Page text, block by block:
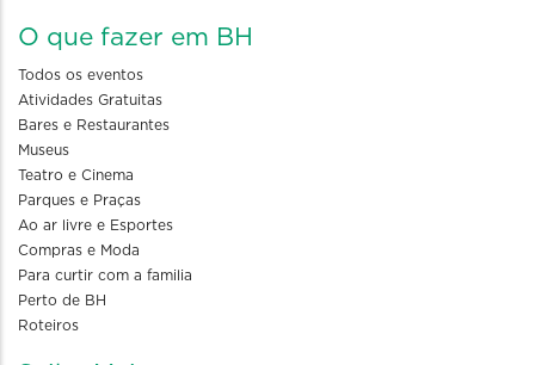
O que fazer em BH
Todos os eventos
Atividades Gratuitas
Bares e Restaurantes
Museus
Teatro e Cinema
Parques e Praças
Ao ar livre e Esportes
Compras e Moda
Para curtir com a familia
Perto de BH
Roteiros